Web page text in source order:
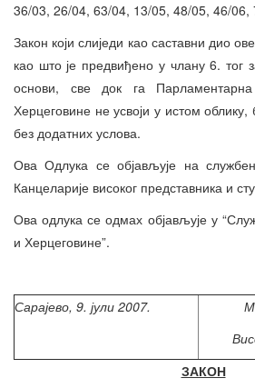
36/03, 26/04, 63/04, 13/05, 48/05, 46/06,
Закон који слиједи као саставни дио
као што је предвиђено у члану 6. тог
основи, све док га
Херцеговине не усвоји у истом
без додатних услова.
Ова Одлука се објављује на
Канцеларије високог представника и
Ова одлука се одмах објављује у
и Херцеговине”.
Сарајево, 9. јули 2007.
ЗАКОН